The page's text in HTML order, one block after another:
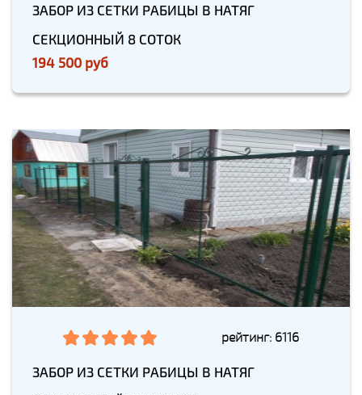
ЗАБОР ИЗ СЕТКИ РАБИЦЫ В НАТЯГ
СЕКЦИОННЫЙ 8 СОТОК
194 500 руб
рейтинг: 6116
ЗАБОР ИЗ СЕТКИ РАБИЦЫ В НАТЯГ